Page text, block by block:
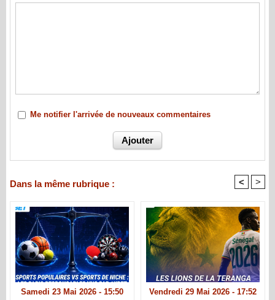
Me notifier l'arrivée de nouveaux commentaires
Dans la même rubrique : < >
Samedi 23 Mai 2026 - 15:50 Vendredi 29 Mai 2026 - 17:52